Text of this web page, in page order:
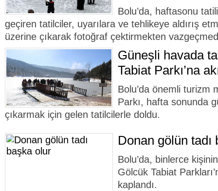
Bolu’da, haftasonu
geçiren tatilciler, uyarılara ve tehlikeye aldırış
üzerine çıkarak fotoğraf çektirmekten
Güneşli havada
Tabiat Parkı’na
Bolu’da önemli turizm
Parkı, hafta sonunda
çıkarmak için gelen tatilcilerle doldu.
Donan gölün tadı
Bolu’da, binlerce
Gölcük Tabiat
kaplandı.